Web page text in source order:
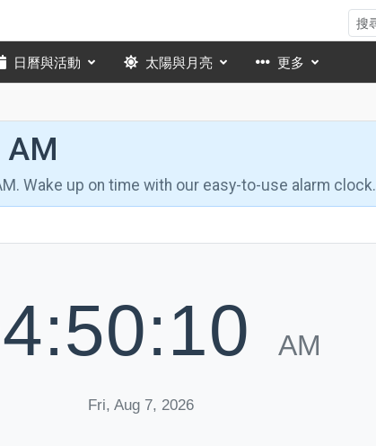
日曆與活動 太陽與月亮 更多
AM
Wake up on time with our easy-to-use alarm clock.
AM
Fri, Aug 7, 2026